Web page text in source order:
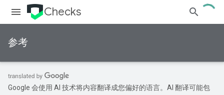
Checks
参考
Google 会使用 AI 技术将内容翻译成您偏好的语言。AI 翻译可能包